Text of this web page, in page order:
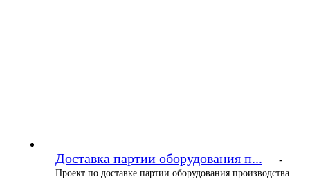
Доставка партии оборудования п... -
Проект по доставке партии оборудования производства